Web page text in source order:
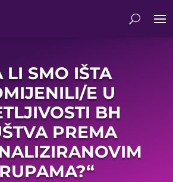
LI SMO IŠTA
E U
BH
PREMA